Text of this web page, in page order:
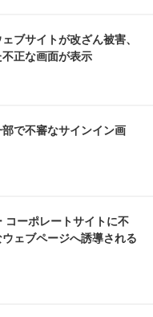
ブサイトが改ざん被害、
正な画面が表示
で不審なサインイン画
コーポレートサイトに不
ェブページへ誘導される